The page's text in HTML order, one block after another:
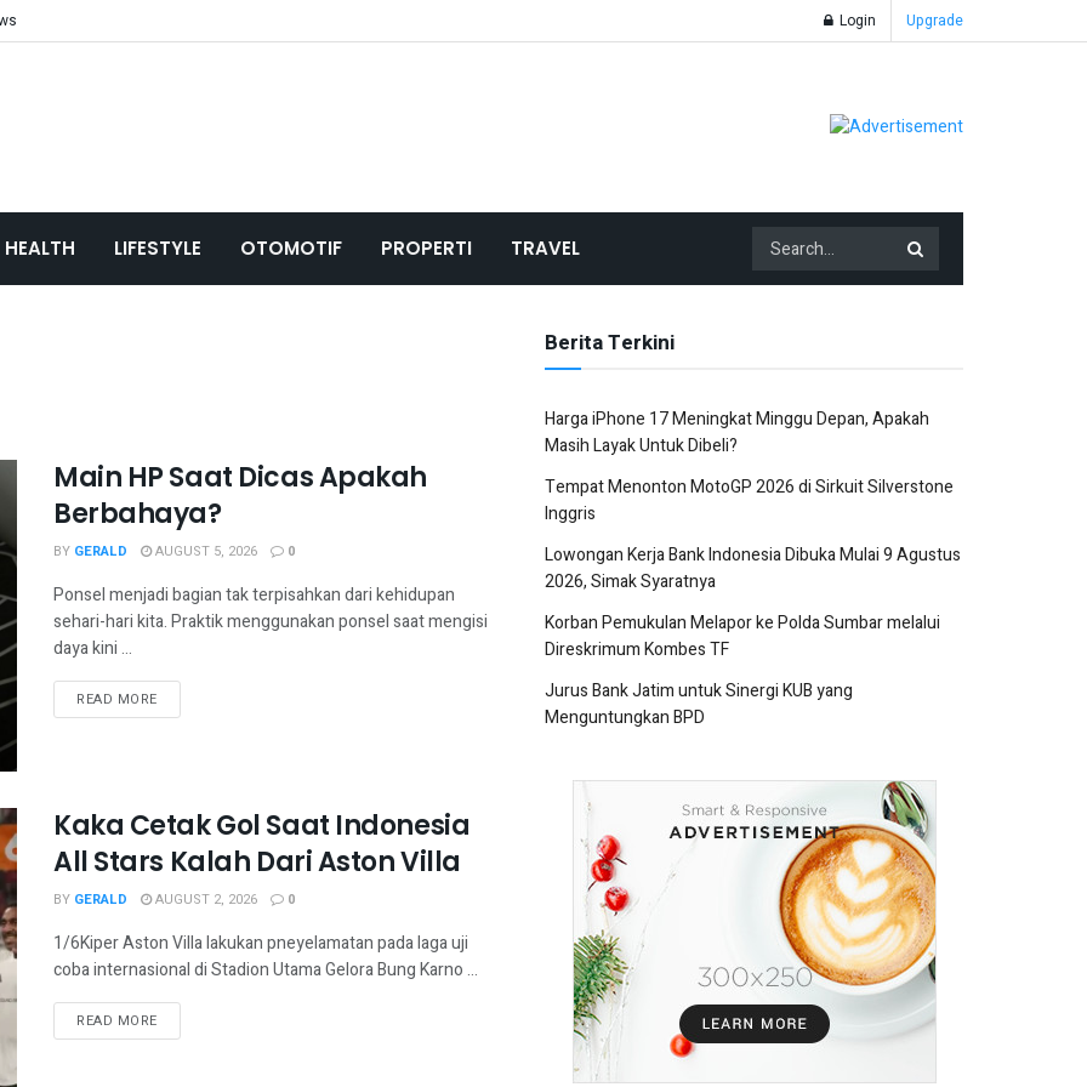
Login Upgrade
HEALTH LIFESTYLE OTOMOTIF PROPERTI TRAVEL
Main HP Saat Dicas Apakah
Berbahaya?
BY GERALD AUGUST 5, 2026 0
Ponsel menjadi bagian tak terpisahkan dari kehidupan
sehari-hari kita. Praktik menggunakan ponsel saat mengisi
daya kini ...
READ MORE
Kaka Cetak Gol Saat Indonesia
All Stars Kalah Dari Aston Villa
BY GERALD AUGUST 2, 2026 0
1/6Kiper Aston Villa lakukan pneyelamatan pada laga uji
coba internasional di Stadion Utama Gelora Bung Karno ...
READ MORE
Berita Terkini
Harga iPhone 17 Meningkat Minggu Depan, Apakah
Masih Layak Untuk Dibeli?
Tempat Menonton MotoGP 2026 di Sirkuit Silverstone
Inggris
Lowongan Kerja Bank Indonesia Dibuka Mulai 9 Agustus
2026, Simak Syaratnya
Korban Pemukulan Melapor ke Polda Sumbar melalui
Direskrimum Kombes TF
Jurus Bank Jatim untuk Sinergi KUB yang
Menguntungkan BPD